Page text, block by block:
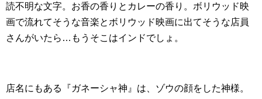
読不明な文字。お香の香りとカレーの香り。ボリウッド映
画で流れてそうな音楽とボリウッド映画に出てそうな店員
さんがいたら…もうそこはインドでしょ。
店名にもある『ガネーシャ神』は、ゾウの顔をした神様。